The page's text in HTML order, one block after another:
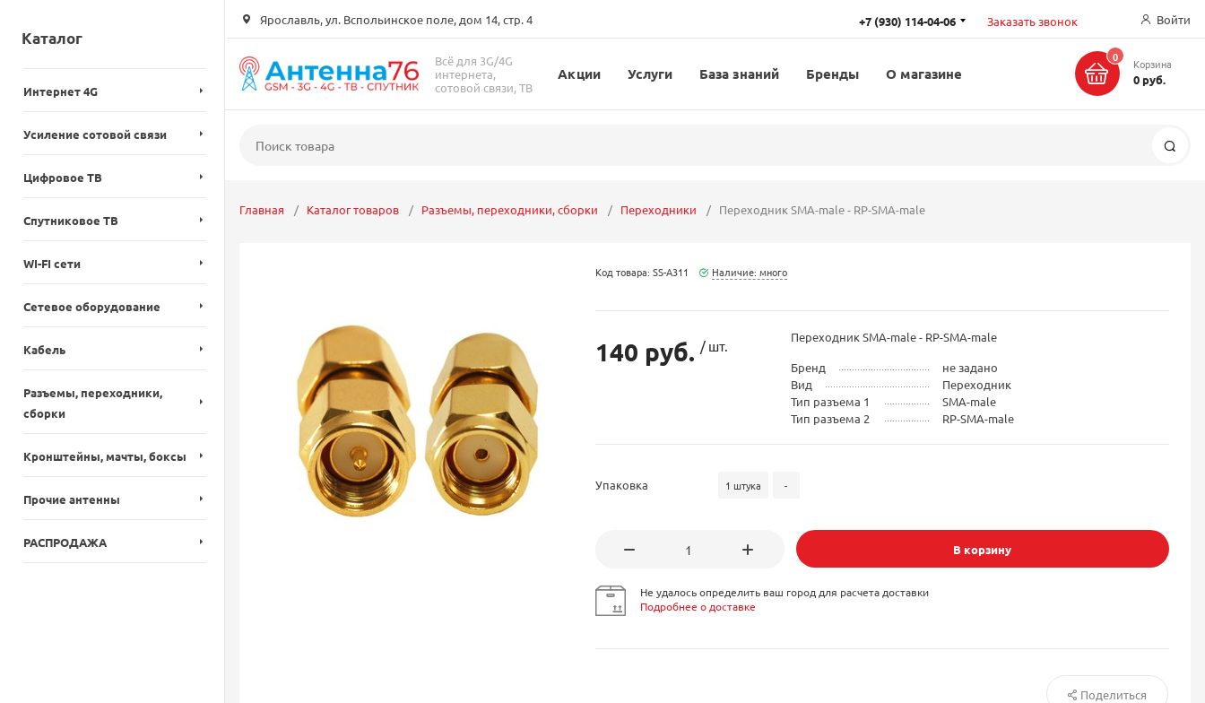
Ярославль, ул. Вспольинское поле, дом 14, стр. 4 +7 (930) 114-04-06 Заказать звонок Войти
Всё для 3G/4G
интернета,
сотовой связи, ТВ
Акции Услуги База знаний Бренды О магазине
0 Корзина
0 руб.
Каталог
Интернет 4G
Усиление сотовой связи
Цифровое ТВ
Спутниковое ТВ
WI-FI сети
Сетевое оборудование
Кабель
Разъемы, переходники,
сборки
Кронштейны, мачты, боксы
Прочие антенны
РАСПРОДАЖА
Главная Каталог товаров Разъемы, переходники, сборки Переходники Переходник SMA-male - RP-SMA-male
Код товара: SS-A311 Наличие: много
140 руб. / шт.
Переходник SMA-male - RP-SMA-male
Бренд
не задано
Вид
Переходник
Тип разъема 1
SMA-male
Тип разъема 2
RP-SMA-male
Упаковка 1 штука -
В корзину
Не удалось определить ваш город для расчета доставки
Подробнее о доставке
Поделиться